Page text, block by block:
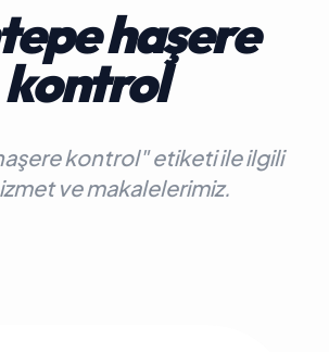
haşere
kontrol
kontrol" etiketi ile ilgili
ve makalelerimiz.